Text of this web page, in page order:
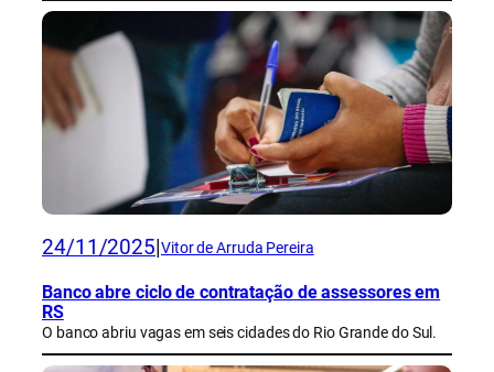
24/11/2025 Vitor de Arruda Pereira
Banco abre ciclo de contratação de assessores em
RS
O banco abriu vagas em seis cidades do Rio Grande do Sul.